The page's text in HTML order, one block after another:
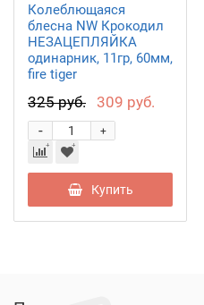
Колеблющаяся
блесна NW Крокодил
НЕЗАЦЕПЛЯЙКА
одинарник, 11гр, 60мм,
fire tiger
325 руб. 309 руб.
+
-
Купить